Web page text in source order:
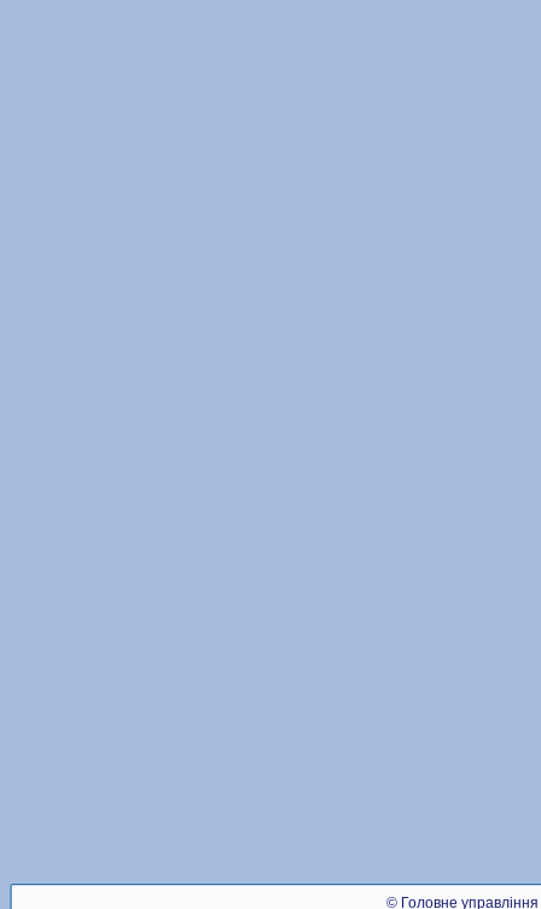
© Головне управління